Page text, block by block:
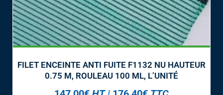
FILET ENCEINTE ANTI FUITE F1132 NU HAUTEUR
0.75 M, ROULEAU 100 ML, L’UNITÉ